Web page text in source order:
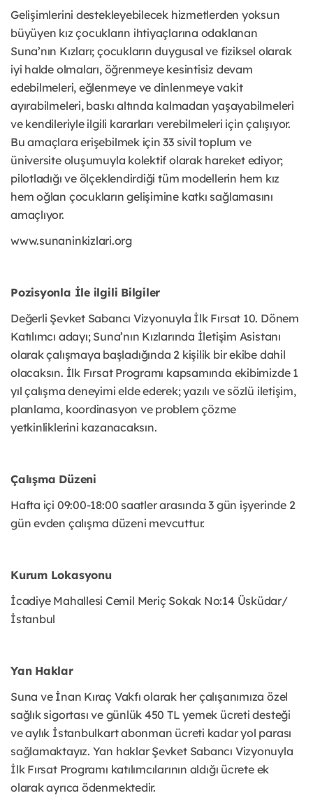
Gelişimlerini destekleyebilecek hizmetlerden yoksun
büyüyen kız çocukların ihtiyaçlarına odaklanan
Suna’nın Kızları; çocukların duygusal ve fiziksel olarak
iyi halde olmaları, öğrenmeye kesintisiz devam
edebilmeleri, eğlenmeye ve dinlenmeye vakit
ayırabilmeleri, baskı altında kalmadan yaşayabilmeleri
ve kendileriyle ilgili kararları verebilmeleri için çalışıyor.
Bu amaçlara erişebilmek için 33 sivil toplum ve
üniversite oluşumuyla kolektif olarak hareket ediyor;
pilotladığı ve ölçeklendirdiği tüm modellerin hem kız
hem oğlan çocukların gelişimine katkı sağlamasını
amaçlıyor.
www.sunaninkizlari.org
Pozisyonla İle ilgili Bilgiler
Değerli Şevket Sabancı Vizyonuyla İlk Fırsat 10. Dönem
Katılımcı adayı; Suna’nın Kızlarında İletişim Asistanı
olarak çalışmaya başladığında 2 kişilik bir ekibe dahil
olacaksın. İlk Fırsat Programı kapsamında ekibimizde 1
yıl çalışma deneyimi elde ederek; yazılı ve sözlü iletişim,
planlama, koordinasyon ve problem çözme
yetkinliklerini kazanacaksın.
Çalışma Düzeni
Hafta içi 09:00-18:00 saatler arasında 3 gün işyerinde 2
gün evden çalışma düzeni mevcuttur.
Kurum Lokasyonu
İcadiye Mahallesi Cemil Meriç Sokak No:14 Üsküdar/
İstanbul
Yan Haklar
Suna ve İnan Kıraç Vakfı olarak her çalışanımıza özel
sağlık sigortası ve günlük 450 TL yemek ücreti desteği
ve aylık İstanbulkart abonman ücreti kadar yol parası
sağlamaktayız. Yan haklar Şevket Sabancı Vizyonuyla
İlk Fırsat Programı katılımcılarının aldığı ücrete ek
olarak ayrıca ödenmektedir.